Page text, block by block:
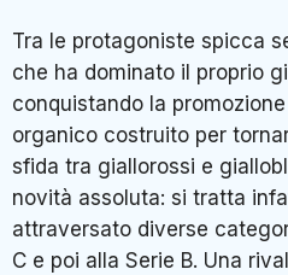
Tra le protagoniste spicca
che ha dominato il proprio
conquistando la
organico costruito per
sfida tra giallorossi e
novità assoluta: si tratta
attraversato diverse
C e poi alla Serie B. Una